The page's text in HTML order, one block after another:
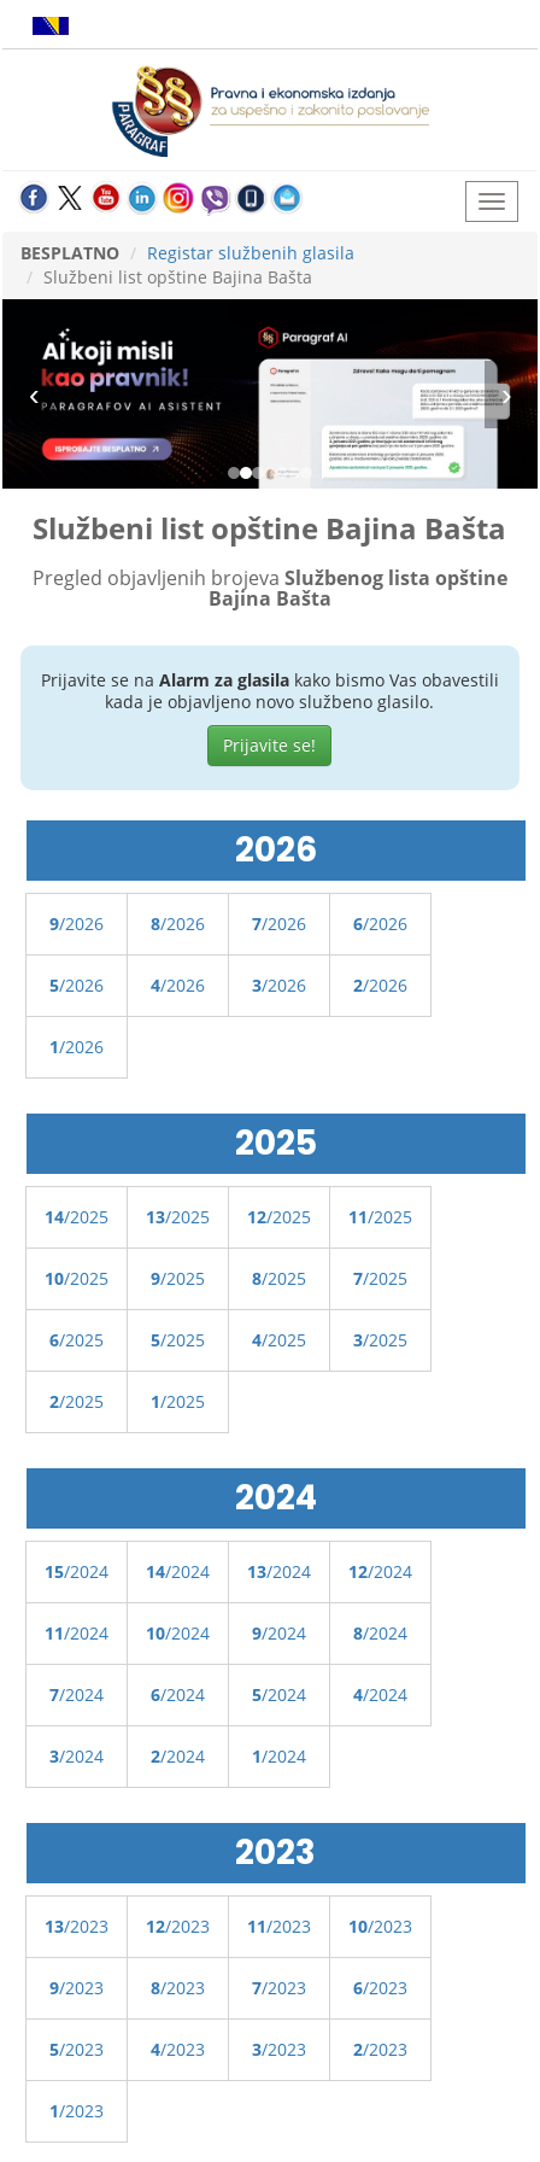
BESPLATNO
Registar službenih glasila
Službeni list opštine Bajina Bašta
Službeni list opštine Bajina Bašta
Pregled objavljenih brojeva Službenog lista opštine
Bajina Bašta
Prijavite se na Alarm za glasilakako bismo Vas obavestili
kada je objavljeno novo službeno glasilo.
Prijavite se!
2026
9/2026 8/2026 7/2026 6/2026
5/2026 4/2026 3/2026 2/2026
1/2026
2025
14/2025 13/2025 12/2025 11/2025
10/2025 9/2025 8/2025 7/2025
6/2025 5/2025 4/2025 3/2025
2/2025 1/2025
2024
15/2024 14/2024 13/2024 12/2024
11/2024 10/2024 9/2024 8/2024
7/2024 6/2024 5/2024 4/2024
3/2024 2/2024 1/2024
2023
13/2023 12/2023 11/2023 10/2023
9/2023 8/2023 7/2023 6/2023
5/2023 4/2023 3/2023 2/2023
1/2023